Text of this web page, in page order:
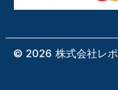
© 2026 株式会社レ